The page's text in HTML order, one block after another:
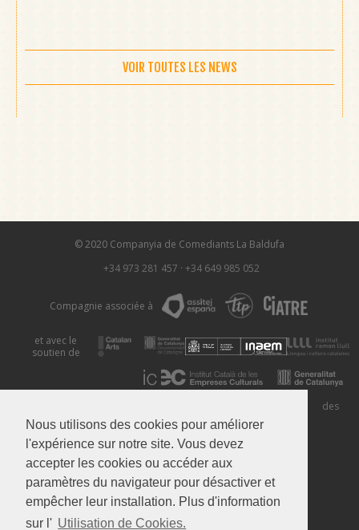
Nous utilisons des cookies pour améliorer
l'expérience sur notre site. Vous devez
accepter les cookies ou accéder aux
paramètres du navigateur pour désactiver et
empêcher leur installation. Plus d'information
sur l' Utilisation de Cookies.
VOIR TOUTES LES NEWS
© 2020 Companyia de Comediants La Baldufa
+34 973 281 457 · +34 649 985 052
Compagnie associée à
et avec le
soutien de
Légales
Confidentialité
Utilisation des
Cookies